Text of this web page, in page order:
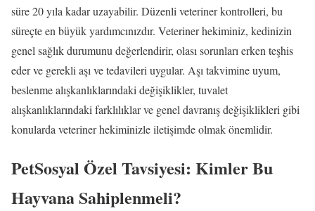
süre 20 yıla kadar uzayabilir. Düzenli veteriner kontrolleri, bu
süreçte en büyük yardımcınızdır. Veteriner hekiminiz, kedinizin
genel sağlık durumunu değerlendirir, olası sorunları erken teşhis
eder ve gerekli aşı ve tedavileri uygular. Aşı takvimine uyum,
beslenme alışkanlıklarındaki değişiklikler, tuvalet
alışkanlıklarındaki farklılıklar ve genel davranış değişiklikleri gibi
konularda veteriner hekiminizle iletişimde olmak önemlidir.
PetSosyal Özel Tavsiyesi: Kimler Bu
Hayvana Sahiplenmeli?